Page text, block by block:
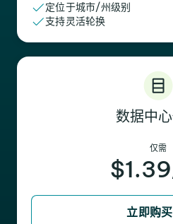
定位于城市/州级别
支持灵活轮换
数据中
仅需
$1.39
立即购买